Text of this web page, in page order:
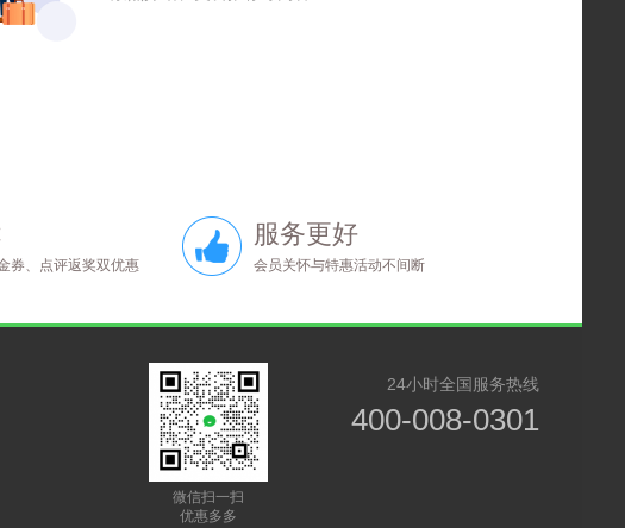
券、点评返奖双优惠
服务更好
会员关怀与特惠活动不间断
24小时全国服务热线
400-008-0301
微信扫一扫
优惠多多